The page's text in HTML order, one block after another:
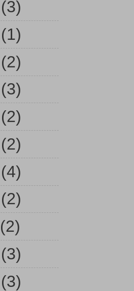
(3)
(1)
(2)
(3)
(2)
(2)
(4)
(2)
(2)
(3)
(3)